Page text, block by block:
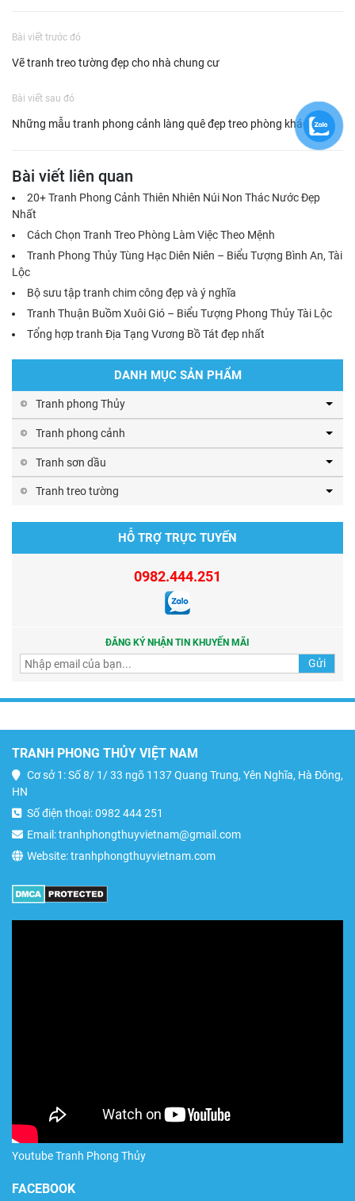
Bài viết trước đó
Vẽ tranh treo tường đẹp cho nhà chung cư
Bài viết sau đó
Những mẫu tranh phong cảnh làng quê đẹp treo phòng khách
Bài viết liên quan
20+ Tranh Phong Cảnh Thiên Nhiên Núi Non Thác Nước Đẹp
Nhất
Cách Chọn Tranh Treo Phòng Làm Việc Theo Mệnh
Tranh Phong Thủy Tùng Hạc Diên Niên – Biểu Tượng Bình An, Tài
Lộc
Bộ sưu tập tranh chim công đẹp và ý nghĩa
Tranh Thuận Buồm Xuôi Gió – Biểu Tượng Phong Thủy Tài Lộc
Tổng hợp tranh Địa Tạng Vương Bồ Tát đẹp nhất
DANH MỤC SẢN PHẨM
Tranh phong Thủy
Tranh phong cảnh
Tranh sơn dầu
Tranh treo tường
HỖ TRỢ TRỰC TUYẾN
0982.444.251
ĐĂNG KÝ NHẬN TIN KHUYẾN MÃI
TRANH PHONG THỦY VIỆT NAM
Cơ sở 1: Số 8/ 1/ 33 ngõ 1137 Quang Trung, Yên Nghĩa, Hà Đông,
HN
Số điện thoại: 0982 444 251
Email: tranhphongthuyvietnam@gmail.com
Website: tranhphongthuyvietnam.com
Youtube Tranh Phong Thủy
FACEBOOK